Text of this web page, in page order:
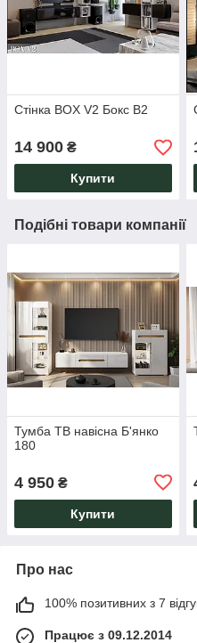
Стінка BOX V2 Бокс В2
14 900 ₴
Купити
Подібні товари компанії
Тумба ТВ навісна Б'янко
180
4 950 ₴
Купити
Про нас
100% позитивних з 7
Працює з 09.12.2014